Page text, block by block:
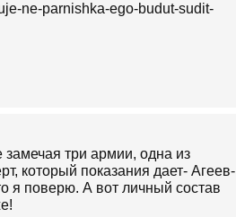
ne-parnishka-ego-budut-sudit-
замечая три армии, одна из
который показания дает- Агеев-
я поверю. А вот личный состав